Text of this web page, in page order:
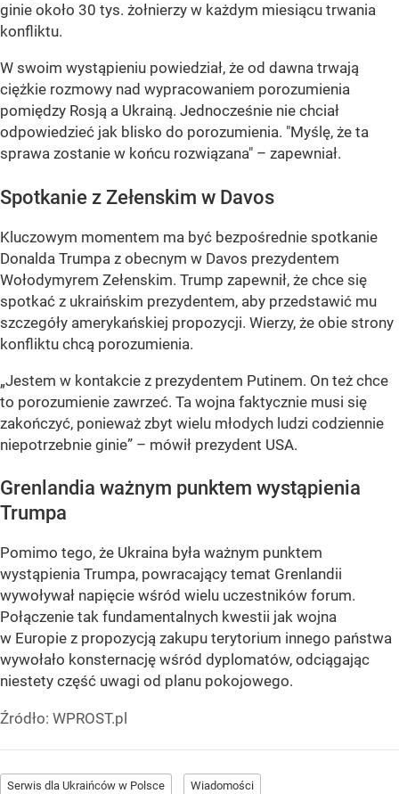
ginie około 30 tys. żołnierzy w każdym miesiącu trwania
konfliktu.
W swoim wystąpieniu powiedział, że od dawna trwają
ciężkie rozmowy nad wypracowaniem porozumienia
pomiędzy Rosją a Ukrainą. Jednocześnie nie chciał
odpowiedzieć jak blisko do porozumienia. "Myślę, że ta
sprawa zostanie w końcu rozwiązana" – zapewniał.
Spotkanie z Zełenskim w Davos
Kluczowym momentem ma być bezpośrednie spotkanie
Donalda Trumpa z obecnym w Davos prezydentem
Wołodymyrem Zełenskim. Trump zapewnił, że chce się
spotkać z ukraińskim prezydentem, aby przedstawić mu
szczegóły amerykańskiej propozycji. Wierzy, że obie strony
konfliktu chcą porozumienia.
„Jestem w kontakcie z prezydentem Putinem. On też chce
to porozumienie zawrzeć. Ta wojna faktycznie musi się
zakończyć, ponieważ zbyt wielu młodych ludzi codziennie
niepotrzebnie ginie” – mówił prezydent USA.
Grenlandia ważnym punktem wystąpienia
Trumpa
Pomimo tego, że Ukraina była ważnym punktem
wystąpienia Trumpa, powracający temat Grenlandii
wywoływał napięcie wśród wielu uczestników forum.
Połączenie tak fundamentalnych kwestii jak wojna
w Europie z propozycją zakupu terytorium innego państwa
wywołało konsternację wśród dyplomatów, odciągając
niestety część uwagi od planu pokojowego.
Źródło: WPROST.pl
Serwis dla Ukraińców w Polsce Wiadomości